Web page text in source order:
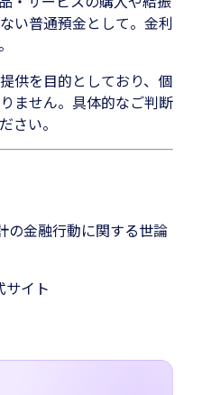
い普通預金として。金利
供を目的としており、個
ません。具体的なご判断
さい。
の金融行動に関する世論
サイト